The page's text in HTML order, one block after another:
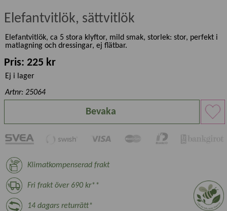
Elefantvitlök, sättvitlök
Elefantvitlök, ca 5 stora klyftor, mild smak, storlek: stor, perfekt i
matlagning och dressingar, ej flätbar.
Pris: 225 kr
Ej i lager
Artnr: 25064
Bevaka
Klimatkompenserad frakt
Fri frakt över 690 kr**
14 dagars returrätt*